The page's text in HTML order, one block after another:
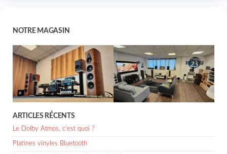
NOTRE MAGASIN
ARTICLES RÉCENTS
Le Dolby Atmos, c’est quoi ?
Platines vinyles Bluetooth